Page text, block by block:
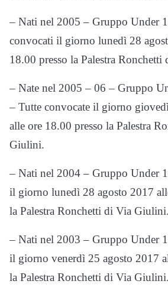
– Nati nel 2005 – Gruppo Under
convocati il giorno lunedì 28
18.00 presso la Palestra
– Nate nel 2005 – 06 – Gruppo
– Tutte convocate il giorno
alle ore 18.00 presso la Palestra
Giulini.
– Nati nel 2004 – Gruppo Under
il giorno lunedì 28 agosto 2017
la Palestra Ronchetti di Via Giulini.
– Nati nel 2003 – Gruppo Under
il giorno venerdì 25 agosto 2017
la Palestra Ronchetti di Via Giulini.